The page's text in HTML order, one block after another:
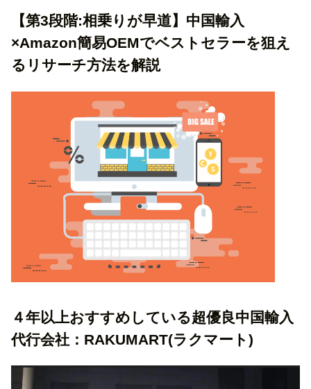
【第3段階:相乗りが早道】中国輸入
×Amazon簡易OEMでベストセラーを狙え
るリサーチ方法を解説
４年以上おすすめしている超優良中国輸入
代行会社：RAKUMART(ラクマート)